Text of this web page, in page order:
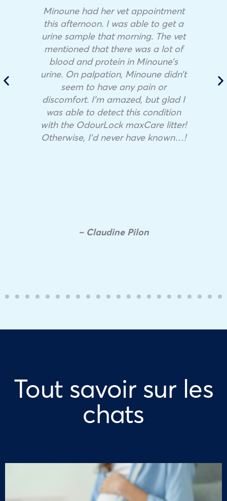
Minoune had her vet appointment
this afternoon. I was able to get a
urine sample that morning. The vet
mentioned that there was a lot of
blood and protein in Minoune’s
urine. On palpation, Minoune didn’t
seem to have any pain or
discomfort. I’m amazed, but glad I
was able to detect this condition
with the OdourLock maxCare litter!
Otherwise, I’d never have known…!
– Claudine Pilon
Tout savoir sur les
chats